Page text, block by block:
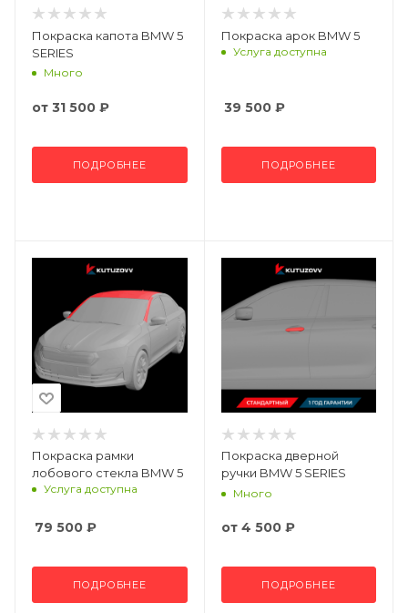
Покраска капота BMW 5
SERIES
Много
от 31 500 ₽
ПОДРОБНЕЕ
Покраска арок BMW 5
Услуга доступна
39 500₽
ПОДРОБНЕЕ
Покраска рамки
лобового стекла BMW 5
Услуга доступна
79 500 ₽
ПОДРОБНЕЕ
Покраска дверной
ручки BMW 5 SERIES
Много
от 4 500 ₽
ПОДРОБНЕЕ